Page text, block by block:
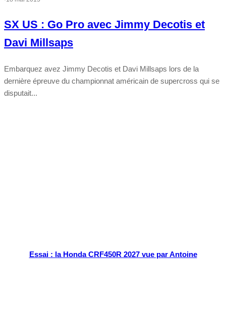
SX US : Go Pro avec Jimmy Decotis et
Davi Millsaps
Embarquez avez Jimmy Decotis et Davi Millsaps lors de la
dernière épreuve du championnat américain de supercross qui se
disputait...
Essai : la Honda CRF450R 2027 vue par Antoine